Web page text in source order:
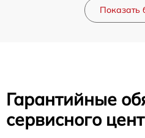
Показать
Гарантийные
сервисного